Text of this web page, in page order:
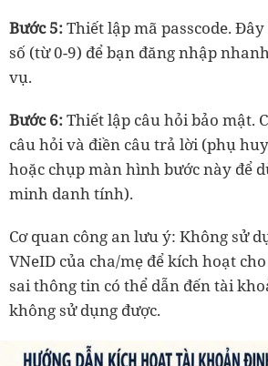
Bước 5:Thiết lập mã passcode.
số (từ 0-9) để bạn đăng nhập
vụ.
Bước 6:Thiết lập câu hỏi bảo mật.
câu hỏi và điền câu trả lời (phụ
hoặc chụp màn hình bước này để
minh danh tính).
Cơ quan công an lưu ý: Không sử
VNeID của cha/mẹ để kích hoạt
sai thông tin có thể dẫn đến tài
không sử dụng được.